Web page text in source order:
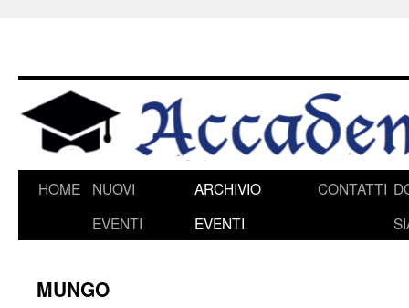
VaiHOME
NUOVI
EVENTI
ARCHIVIO
EVENTI
CONTATTI
MUNGO